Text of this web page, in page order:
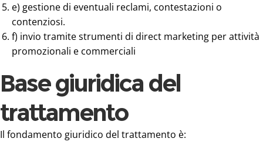
e) gestione di eventuali reclami, contestazioni o
contenziosi.
f) invio tramite strumenti di direct marketing per attività
promozionali e commerciali
Base giuridica del
trattamento
Il fondamento giuridico del trattamento è: